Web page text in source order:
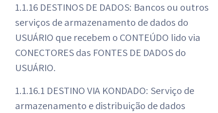
1.1.16 DESTINOS DE DADOS: Bancos ou outros
serviços de armazenamento de dados do
USUÁRIO que recebem o CONTEÚDO lido via
CONECTORES das FONTES DE DADOS do
USUÁRIO.
1.1.16.1 DESTINO VIA KONDADO: Serviço de
armazenamento e distribuição de dados